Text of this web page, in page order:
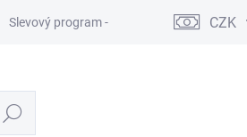
Slevový program - výhody CZK
Hledat